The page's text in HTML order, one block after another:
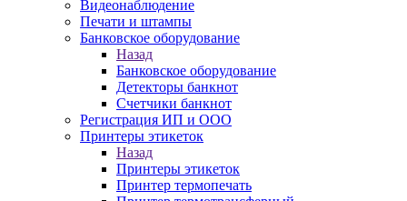
Видеонаблюдение
Печати и штампы
Банковское оборудование
Назад
Банковское оборудование
Детекторы банкнот
Счетчики банкнот
Регистрация ИП и ООО
Принтеры этикеток
Назад
Принтеры этикеток
Принтер термопечать